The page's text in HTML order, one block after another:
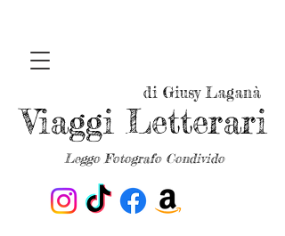
Leggo Fotografo Condivido
Viaggi Letterari
di Giusy Laganà